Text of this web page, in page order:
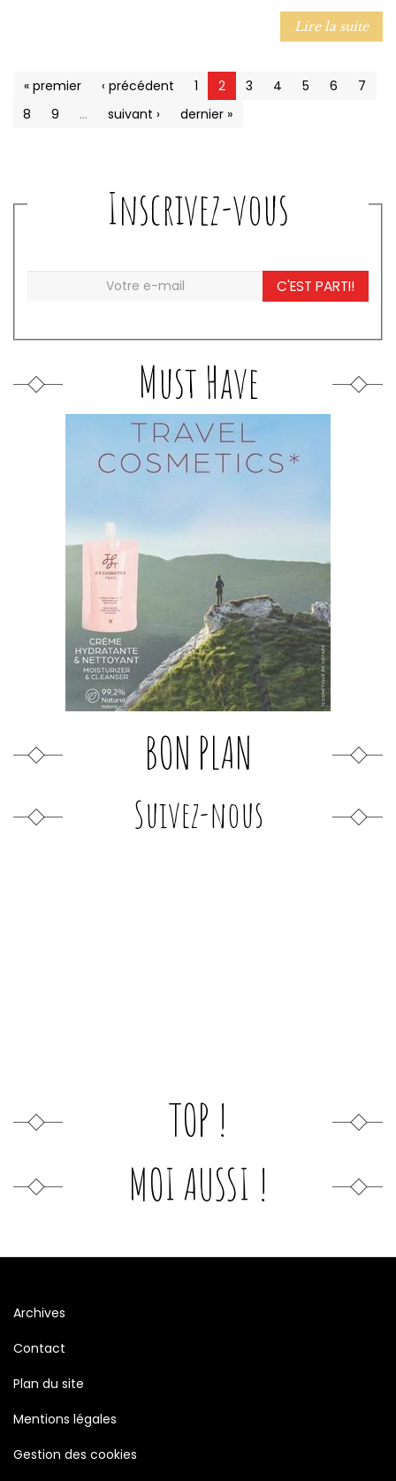
Lire la suite
« premier ‹ précédent 1 2 3 4 5 6
7
8
9 … suivant › dernier »
Inscrivez-vous
C'EST PARTI!
Must Have
BON PLAN
Suivez-nous
TOP !
MOI AUSSI !
Archives
Contact
Plan du site
Mentions légales
Gestion des cookies